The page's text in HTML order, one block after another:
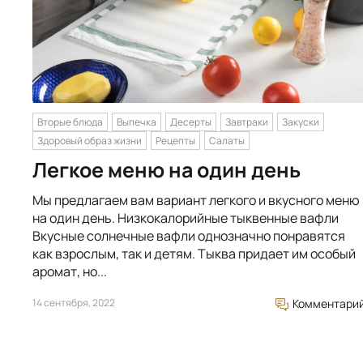
Вторые блюда Выпечка Десерты Завтраки
Закуски
Здоровый образ жизни
Рецепты Салаты
Легкое меню на один день
Мы предлагаем вам вариант легкого и вкусного меню
на один день. Низкокалорийные тыквенные вафли
Вкусные солнечные вафли однозначно понравятся
как взрослым, так и детям. Тыква придает им особый
аромат, но...
14 сентября, 2022